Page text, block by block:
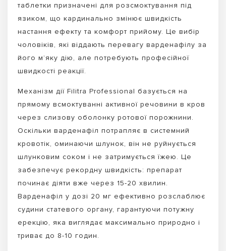
таблетки призначені для розсмоктування під
язиком, що кардинально змінює швидкість
настання ефекту та комфорт прийому. Це вибір
чоловіків, які віддають перевагу варденафілу за
його м’яку дію, але потребують професійної
швидкості реакції.
Механізм дії Filitra Professional базується на
прямому всмоктуванні активної речовини в кров
через слизову оболонку ротової порожнини.
Оскільки варденафіл потрапляє в системний
кровотік, оминаючи шлунок, він не руйнується
шлунковим соком і не затримується їжею. Це
забезпечує рекордну швидкість: препарат
починає діяти вже через 15-20 хвилин.
Варденафіл у дозі 20 мг ефективно розслаблює
судини статевого органу, гарантуючи потужну
ерекцію, яка виглядає максимально природно і
триває до 8-10 годин.